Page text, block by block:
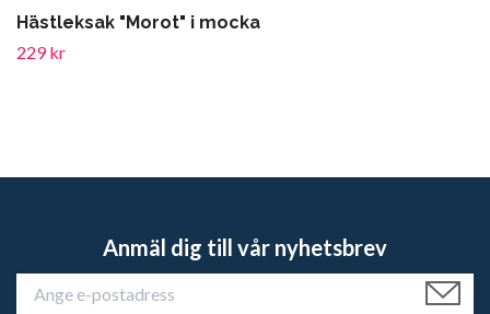
Hästleksak "Morot" i mocka
229 kr
Anmäl dig till vår nyhetsbrev